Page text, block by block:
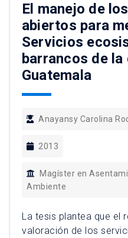
El manejo de
abiertos para
Servicios
barrancos de la
Guatemala
Anayansy Carolina
2013
Magíster en
Ambiente
La tesis plantea que el
valoración de los